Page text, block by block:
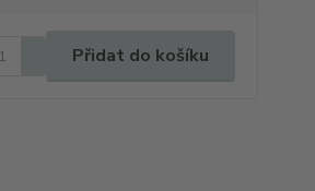
Přidat do košíku